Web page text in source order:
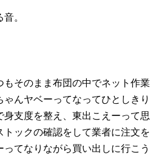
。
もそのまま布団の中でネット作業
ゃんヤベーってなってひとしきり
身支度を整え、東出こえーって思
トックの確認をして業者に注文を
ってなりながら買い出しに行こう